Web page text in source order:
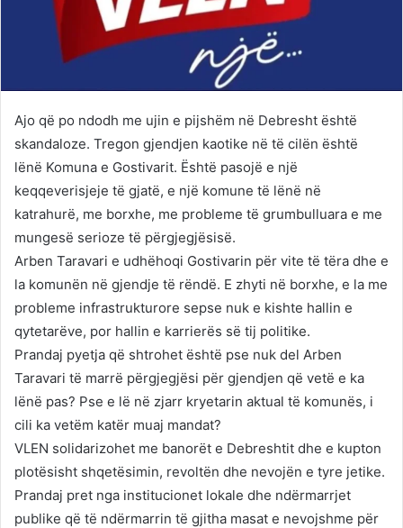
Ajo që po ndodh me ujin e pijshëm në Debresht është
skandaloze. Tregon gjendjen kaotike në të cilën është
lënë Komuna e Gostivarit. Është pasojë e një
keqqeverisjeje të gjatë, e një komune të lënë në
katrahurë, me borxhe, me probleme të grumbulluara e me
mungesë serioze të përgjegjësisë.
Arben Taravari e udhëhoqi Gostivarin për vite të tëra dhe e
la komunën në gjendje të rëndë. E zhyti në borxhe, e la me
probleme infrastrukturore sepse nuk e kishte hallin e
qytetarëve, por hallin e karrierës së tij politike.
Prandaj pyetja që shtrohet është pse nuk del Arben
Taravari të marrë përgjegjësi për gjendjen që vetë e ka
lënë pas? Pse e lë në zjarr kryetarin aktual të komunës, i
cili ka vetëm katër muaj mandat?
VLEN solidarizohet me banorët e Debreshtit dhe e kupton
plotësisht shqetësimin, revoltën dhe nevojën e tyre jetike.
Prandaj pret nga institucionet lokale dhe ndërmarrjet
publike që të ndërmarrin të gjitha masat e nevojshme për